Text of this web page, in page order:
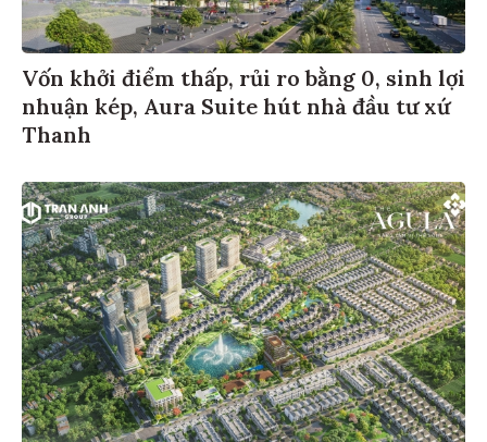
Vốn khởi điểm thấp, rủi ro bằng 0, sinh lợi
nhuận kép, Aura Suite hút nhà đầu tư xứ
Thanh